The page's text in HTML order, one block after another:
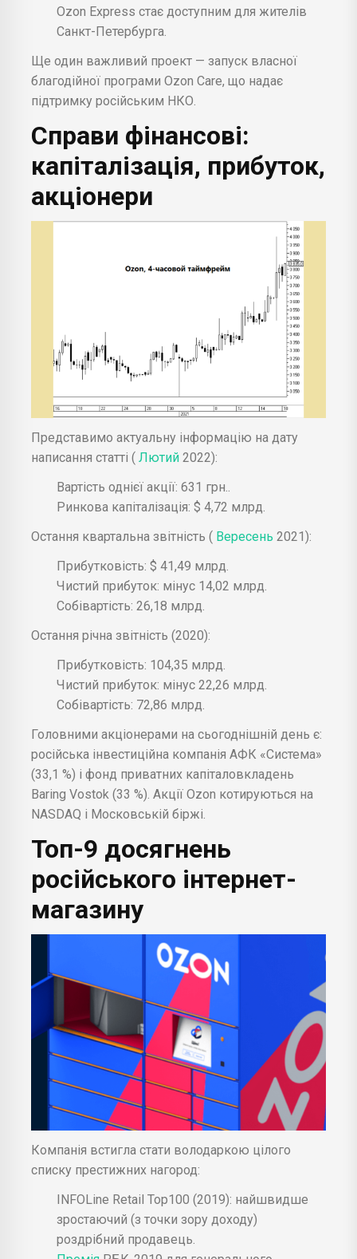
Ozon Express стає доступним для жителів
Санкт-Петербурга.
Ще один важливий проект — запуск власної
благодійної програми Ozon Care, що надає
підтримку російським НКО.
Справи фінансові:
капіталізація, прибуток,
акціонери
Представимо актуальну інформацію на дату
написання статті ( Лютий 2022):
Вартість однієї акції: 631 грн..
Ринкова капіталізація: $ 4,72 млрд.
Остання квартальна звітність ( Вересень 2021):
Прибутковість: $ 41,49 млрд.
Чистий прибуток: мінус 14,02 млрд.
Собівартість: 26,18 млрд.
Остання річна звітність (2020):
Прибутковість: 104,35 млрд.
Чистий прибуток: мінус 22,26 млрд.
Собівартість: 72,86 млрд.
Головними акціонерами на сьогоднішній день є:
російська інвестиційна компанія АФК «Система»
(33,1 %) і фонд приватних капіталовкладень
Baring Vostok (33 %). Акції Ozon котируються на
NASDAQ і Московській біржі.
Топ-9 досягнень
російського інтернет-
магазину
Компанія встигла стати володаркою цілого
списку престижних нагород:
INFOLine Retail Top100 (2019): найшвидше
зростаючий (з точки зору доходу)
роздрібний продавець.